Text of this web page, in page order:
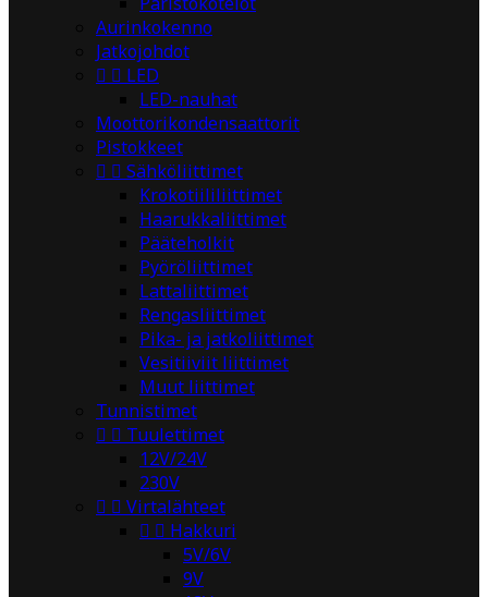
Aurinkokenno
Jatkojohdot
  LED
LED-nauhat
Moottorikondensaattorit
Pistokkeet
  Sähköliittimet
Krokotiililiittimet
Haarukkaliittimet
Pääteholkit
Pyöröliittimet
Lattaliittimet
Rengasliittimet
Pika- ja jatkoliittimet
Vesitiiviit liittimet
Muut liittimet
Tunnistimet
  Tuulettimet
12V/24V
230V
  Virtalähteet
  Hakkuri
5V/6V
9V